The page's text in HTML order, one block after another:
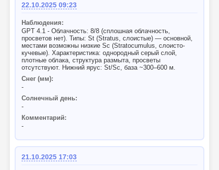
22.10.2025 09:23
Наблюдения:
GPT 4.1 - Облачность: 8/8 (сплошная облачность,
просветов нет). Типы: St (Stratus, слоистые) — основной,
местами возможны низкие Sc (Stratocumulus, слоисто-
кучевые). Характеристика: однородный серый слой,
плотные облака, структура размыта, просветы
отсутствуют. Нижний ярус: St/Sc, база ~300–600 м.
Снег (мм):
-
Солнечный день:
-
Комментарий:
-
21.10.2025 17:03